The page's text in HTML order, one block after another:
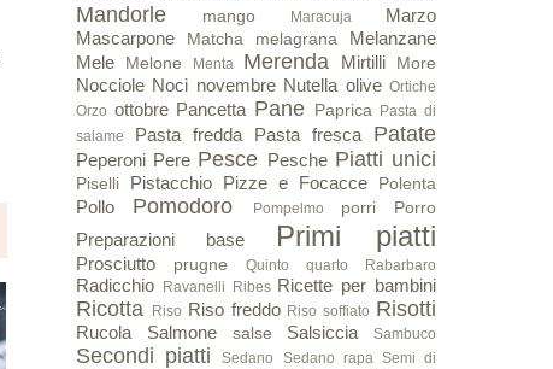
Mandorle mango Maracuja
Marzo
Mascarpone
Matcha melagrana
Melanzane
Mele
Melone Menta Merenda Mirtilli More
Nocciole Noci novembre Nutella olive Ortiche
Orzo ottobre Pancetta Pane Paprica Pasta di
salame
Pasta fredda Pasta fresca Patate
Peperoni Pere Pesce Pesche Piatti unici
Piselli Pistacchio Pizze e Focacce Polenta
Pollo Pomodoro Pompelmo porri Porro
Preparazioni base Primi piatti
Prosciutto prugne Quinto quarto Rabarbaro
Radicchio Ravanelli Ribes Ricette per bambini
Ricotta Riso Riso freddo Riso soffiato Risotti
Rucola Salmone salse Salsiccia Sambuco
Secondi piatti Sedano Sedano rapa Semi di